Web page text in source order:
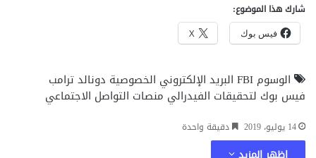
شارك هذا الموضوع:
فيس بوك X
الوسوم FBI البريد الإلكتروني الخصوصية دونالد ترامب
فيس بوك لتحقيقات الفيدرالي منصات التواصل الاجتماعي
14 يوليو، 2019 دقيقة واحدة